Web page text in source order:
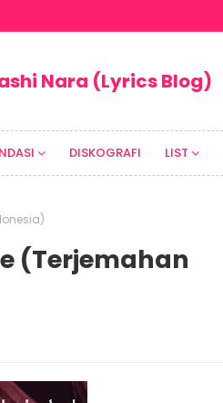
Nara (Lyrics Blog)
DISKOGRAFI LIST
(Terjemahan